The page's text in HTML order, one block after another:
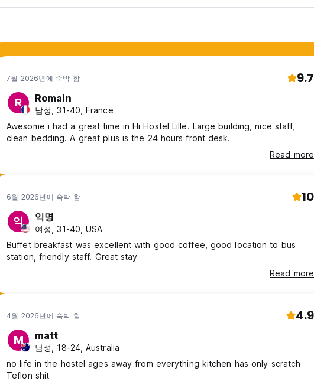
7월 2026년에 숙박 함 9.7
R Romain
남성, 31-40, France
Awesome i had a great time in Hi Hostel Lille. Large building, nice staff,
clean bedding. A great plus is the 24 hours front desk.
Read more
6월 2026년에 숙박 함 10
익 익명
여성, 31-40, USA
Buffet breakfast was excellent with good coffee, good location to bus
station, friendly staff. Great stay
Read more
4월 2026년에 숙박 함 4.9
M matt
남성, 18-24, Australia
no life in the hostel ages away from everything kitchen has only scratch
Teflon shit